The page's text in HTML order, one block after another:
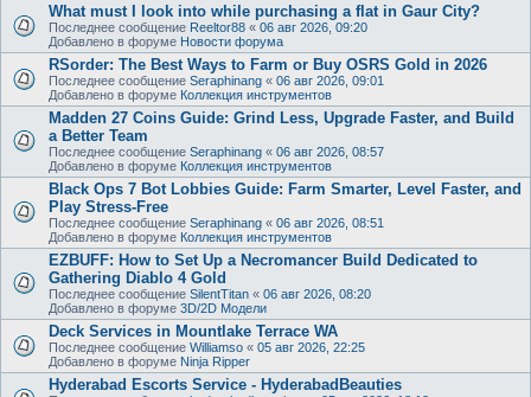
What must I look into while purchasing a flat in Gaur City?
Последнее сообщение Reeltor88 « 06 авг 2026, 09:20
Добавлено в форуме Новости форума
RSorder: The Best Ways to Farm or Buy OSRS Gold in 2026
Последнее сообщение Seraphinang « 06 авг 2026, 09:01
Добавлено в форуме Коллекция инструментов
Madden 27 Coins Guide: Grind Less, Upgrade Faster, and Build
a Better Team
Последнее сообщение Seraphinang « 06 авг 2026, 08:57
Добавлено в форуме Коллекция инструментов
Black Ops 7 Bot Lobbies Guide: Farm Smarter, Level Faster, and
Play Stress-Free
Последнее сообщение Seraphinang « 06 авг 2026, 08:51
Добавлено в форуме Коллекция инструментов
EZBUFF: How to Set Up a Necromancer Build Dedicated to
Gathering Diablo 4 Gold
Последнее сообщение SilentTitan « 06 авг 2026, 08:20
Добавлено в форуме 3D/2D Модели
Deck Services in Mountlake Terrace WA
Последнее сообщение Williamso « 05 авг 2026, 22:25
Добавлено в форуме Ninja Ripper
Hyderabad Escorts Service - HyderabadBeauties